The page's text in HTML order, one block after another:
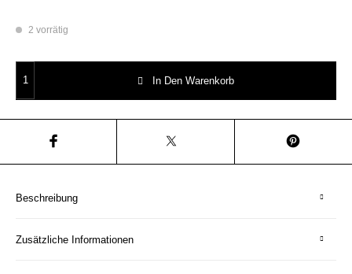
2 vorrätig
In Den Warenkorb
Beschreibung
Zusätzliche Informationen